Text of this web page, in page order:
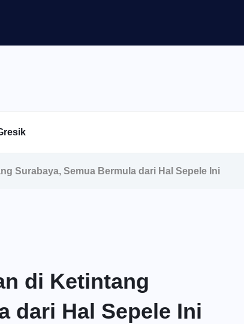
Surabaya, Semua Bermula dari Hal Sepele Ini
di Ketintang
dari Hal Sepele Ini